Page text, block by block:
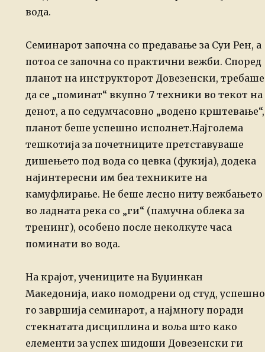
вода.
Семинарот започна со предавање за Суи Рен, а
потоа се започна со практични вежби. Според
планот на инструкторот Довезенски, требаше
да се „поминат“ вкупно 7 техники во текот на
денот, а по седумчасовно „водено крштевање“,
планот беше успешно исполнет.Најголема
тешкотија за почетниците претставуваше
дишењето под вода со цевка (фукија), додека
најинтересни им беа техниките на
камуфлирање. Не беше лесно ниту вежбањето
во ладната река со „ги“ (памучна облека за
тренинг), особено после неколкуте часа
поминати во вода.
На крајот, учениците на Буџинкан
Македонија, иако помодрени од студ, успешно
го завршија семинарот, а најмногу поради
стекнатата дисциплина и воља што како
елементи за успех шидоши Довезенски ги